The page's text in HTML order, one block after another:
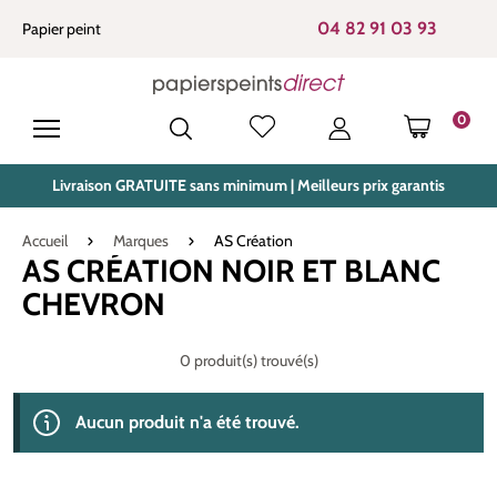
principal
Papier peint 04 82 91 03 93
0
LE
Livraison GRATUITE sans minimum | Meilleurs prix garantis
Accueil Marques AS Création
AS CRÉATION NOIR ET BLANC
CHEVRON
0 produit(s) trouvé(s)
Aucun produit n'a été trouvé.